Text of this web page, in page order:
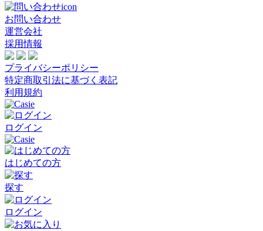
お問い合わせ
運営会社
採用情報
プライバシーポリシー
特定商取引法に基づく表記
利用規約
ログイン
はじめての方
探す
ログイン